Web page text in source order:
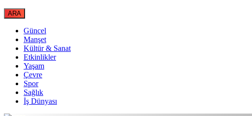
Güncel
Manşet
Kültür & Sanat
Etkinlikler
Yaşam
Çevre
Spor
Sağlık
İş Dünyası